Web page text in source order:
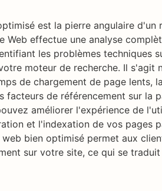
est la pierre angulaire d'un
Web effectue une analyse
les problèmes techniques
moteur de recherche. Il s'agit
de chargement de page lents,
facteurs de référencement sur la
améliorer l'expérience de
et l'indexation de vos pages
web bien optimisé permet aux
sur votre site, ce qui se